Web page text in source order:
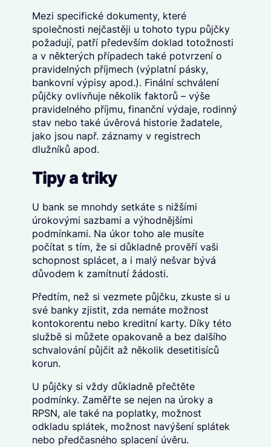
Mezi specifické dokumenty, které
společnosti nejčastěji u tohoto typu půjčky
požadují, patří především doklad totožnosti
a v některých případech také potvrzení o
pravidelných příjmech (výplatní pásky,
bankovní výpisy apod.). Finální schválení
půjčky ovlivňuje několik faktorů – výše
pravidelného příjmu, finanční výdaje, rodinný
stav nebo také úvěrová historie žadatele,
jako jsou např. záznamy v registrech
dlužníků apod.
Tipy a triky
U bank se mnohdy setkáte s nižšími
úrokovými sazbami a výhodnějšími
podmínkami. Na úkor toho ale musíte
počítat s tím, že si důkladně prověří vaši
schopnost splácet, a i malý nešvar bývá
důvodem k zamítnutí žádosti.
Předtím, než si vezmete půjčku, zkuste si u
své banky zjistit, zda nemáte možnost
kontokorentu nebo kreditní karty. Díky této
službě si můžete opakovaně a bez dalšího
schvalování půjčit až několik desetitisíců
korun.
U půjčky si vždy důkladně přečtěte
podmínky. Zaměřte se nejen na úroky a
RPSN, ale také na poplatky, možnost
odkladu splátek, možnost navýšení splátek
nebo předčasného splacení úvěru.